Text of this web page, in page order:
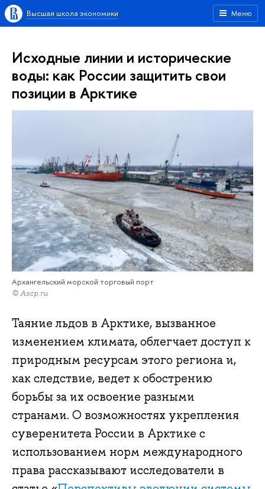
Меню
Высшая школа экономики
Исходные линии и исторические
воды: как России защитить свои
позиции в Арктике
Архангельский морской торговый порт
© Аscp.ru
Таяние льдов в Арктике, вызванное
изменением климата, облегчает доступ к
природным ресурсам этого региона и,
как следствие, ведет к обострению
борьбы за их освоение разными
странами. О возможностях укрепления
суверенитета России в Арктике с
использованием норм международного
права рассказывают исследователи в